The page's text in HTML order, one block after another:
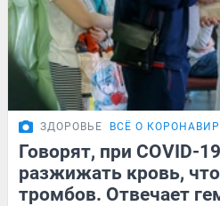
ЗДОРОВЬЕ ВСЁ О
Говорят, при COVID-
разжижать кровь,
тромбов. Отвечает